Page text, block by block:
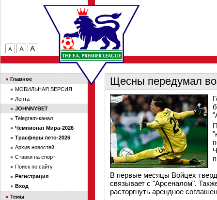
Щесны передумал
В первые месяцы Войцех
связывает с "Арсеналом".
расторгнуть арендное
Главное
МОБИЛЬНАЯ ВЕРСИЯ
Лента
JOHNNYBET
Telegram-канал
Чемпионат Мира-2026
Трасферы лето-2026
Архив новостей
Ставки на спорт
Поиск по сайту
Регистрация
Вход
Темы